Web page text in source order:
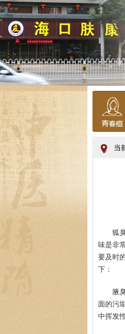
当
狐
味是非
要及时
下：
腋
面的污
中挥发